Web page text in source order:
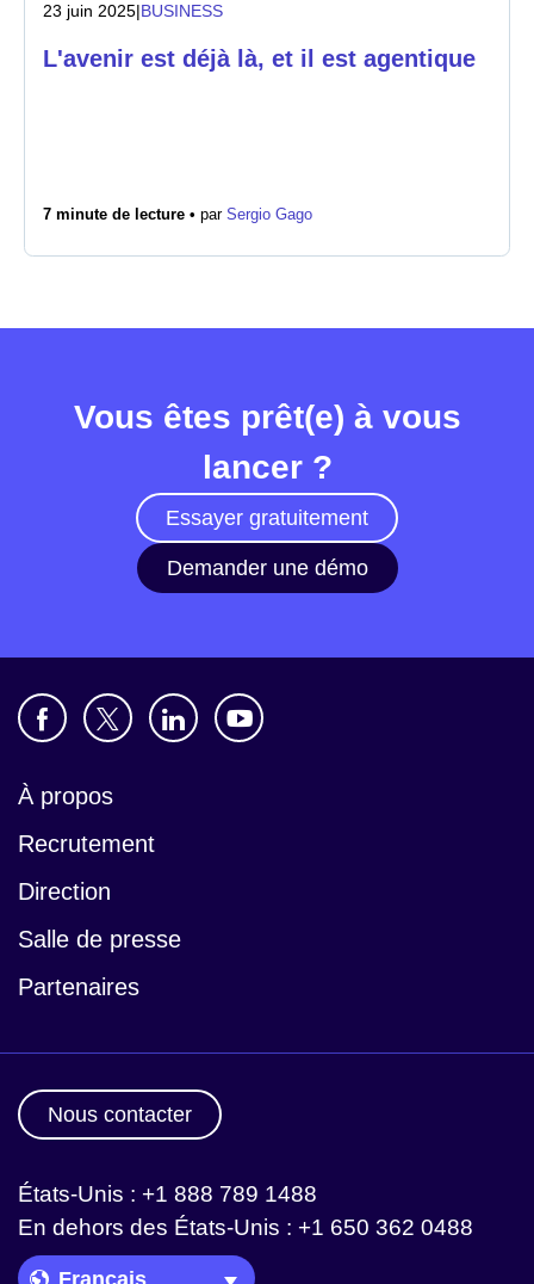
Technologie
Éducation
23 juin 2025|BUSINESS
L'avenir est déjà là, et il est agentique
7 minute de lecture • par Sergio Gago
Vous êtes prêt(e) à vous
lancer ?
Essayer gratuitement
Demander une démo
À propos
Recrutement
Direction
Salle de presse
Partenaires
Nous contacter
États-Unis : +1 888 789 1488
En dehors des États-Unis : +1 650 362 0488
Language Picker